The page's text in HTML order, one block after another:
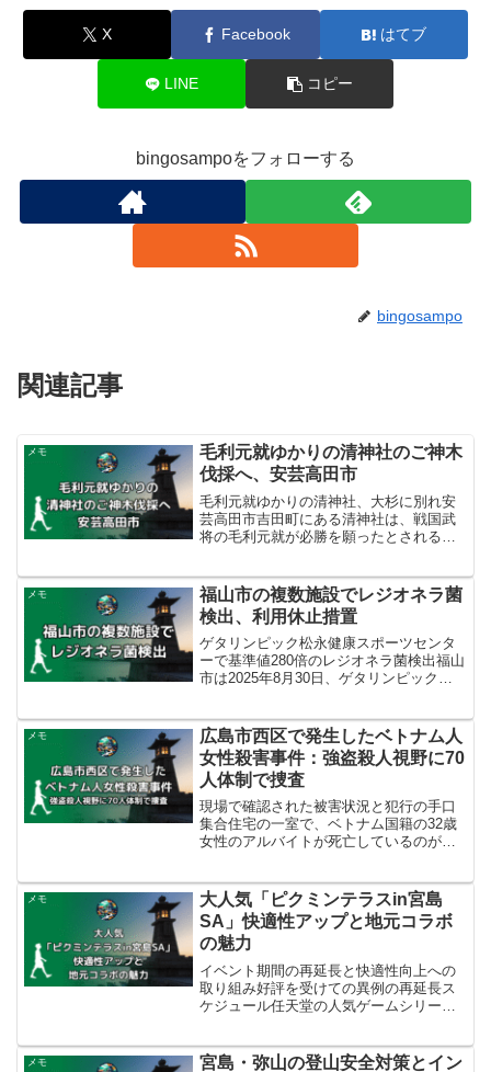
X Facebook はてブ
LINE コピー
bingosampoをフォローする
bingosampo
関連記事
メモ
毛利元就ゆかりの清神社のご神木
伐採へ、安芸高田市
毛利元就ゆかりの清神社、大杉に別れ安
芸高田市吉田町にある清神社は、戦国武
将の毛利元就が必勝を願ったとされるゆ
れる場所として有名です。この神社の境
内には、樹齢700年以...
メモ
福山市の複数施設でレジオネラ菌
検出、利用休止措置
ゲタリンピック松永健康スポーツセンタ
ーで基準値280倍のレジオネラ菌検出福山
市は2025年8月30日、ゲタリンピック松
ジオネラ属菌を検出したと発表しまし
た。検出されたレ...
メモ
広島市西区で発生したベトナム人
女性殺害事件：強盗殺人視野に70
人体制で捜査
現場で確認された被害状況と犯行の手口
集合住宅の一室で、ベトナム国籍の32歳
女性のアルバイトが死亡しているのが発
宅した30代のベトナム国籍の夫が「妻が
血を流して...
メモ
大人気「ピクミンテラスin宮島
SA」快適性アップと地元コラボ
の魅力
イベント期間の再延長と快適性向上への
取り組み好評を受けての異例の再延長ス
ケジュール任天堂の人気ゲームシリーズ
in宮島SA」は、当初2024年8月31日まで
メモ
宮島・弥山の登山安全対策とイン